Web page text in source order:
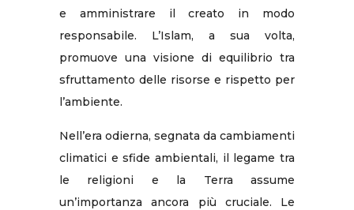
e amministrare il creato in modo
responsabile. L’Islam, a sua volta,
promuove una visione di equilibrio tra
sfruttamento delle risorse e rispetto per
l’ambiente.
Nell’era odierna, segnata da cambiamenti
climatici e sfide ambientali, il legame tra
le religioni e la Terra assume
un’importanza ancora più cruciale. Le